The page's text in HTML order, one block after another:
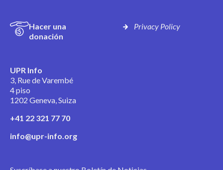
Hacer una
donación
Privacy Policy
UPR Info
3, Rue de Varembé
4 piso
1202 Geneva, Suiza
+41 22 321 77 70
info@upr-info.org